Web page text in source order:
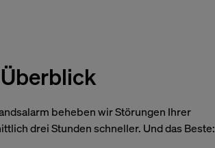
beheben wir Störungen Ihrer
drei Stunden schneller. Und das Beste:
Arten
führen.